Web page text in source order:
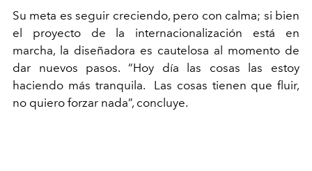
Su meta es seguir creciendo, pero con calma; si bien
el proyecto de la internacionalización está en
marcha, la diseñadora es cautelosa al momento de
dar nuevos pasos. “Hoy día las cosas las estoy
haciendo más tranquila. Las cosas tienen que fluir,
no quiero forzar nada”, concluye.